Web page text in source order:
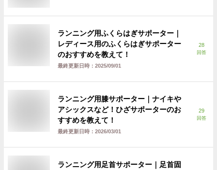
ランニング用ふくらはぎサポーター｜
レディース用のふくらはぎサポーター
のおすすめを教えて！
最終更新日時： 2025/09/01
28
回答
ランニング用膝サポーター｜ナイキや
アシックスなど！ひざサポーターのお
すすめを教えて！
最終更新日時： 2026/03/01
29
回答
ランニング用足首サポーター｜足首固